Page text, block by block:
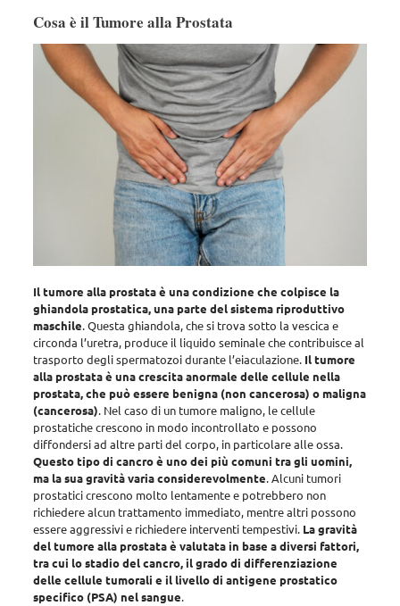
Cosa è il Tumore alla Prostata
Il tumore alla prostata è una condizione che colpisce la
ghiandola prostatica, una parte del sistema riproduttivo
maschile. Questa ghiandola, che si trova sotto la vescica e
circonda l’uretra, produce il liquido seminale che contribuisce al
trasporto degli spermatozoi durante l’eiaculazione. Il tumore
alla prostata è una crescita anormale delle cellule nella
prostata, che può essere benigna (non cancerosa) o maligna
(cancerosa). Nel caso di un tumore maligno, le cellule
prostatiche crescono in modo incontrollato e possono
diffondersi ad altre parti del corpo, in particolare alle ossa.
Questo tipo di cancro è uno dei più comuni tra gli uomini,
ma la sua gravità varia considerevolmente. Alcuni tumori
prostatici crescono molto lentamente e potrebbero non
richiedere alcun trattamento immediato, mentre altri possono
essere aggressivi e richiedere interventi tempestivi. La gravità
del tumore alla prostata è valutata in base a diversi fattori,
tra cui lo stadio del cancro, il grado di differenziazione
delle cellule tumorali e il livello di antigene prostatico
specifico (PSA) nel sangue.